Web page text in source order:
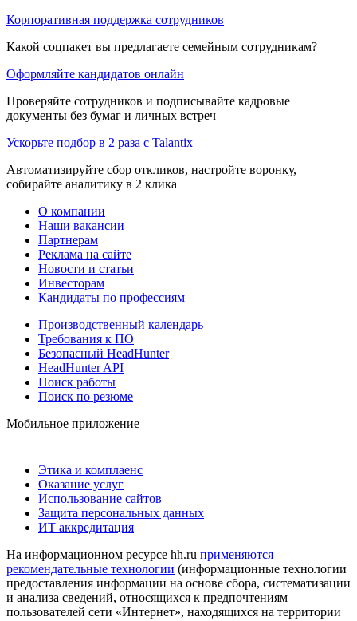
Корпоративная поддержка сотрудников
Какой соцпакет вы предлагаете семейным сотрудникам?
Оформляйте кандидатов онлайн
Проверяйте сотрудников и подписывайте кадровые
документы без бумаг и личных встреч
Ускорьте подбор в 2 раза с Talantix
Автоматизируйте сбор откликов, настройте воронку,
собирайте аналитику в 2 клика
О компании
Наши вакансии
Партнерам
Реклама на сайте
Новости и статьи
Инвесторам
Кандидаты по профессиям
Производственный календарь
Требования к ПО
Безопасный HeadHunter
HeadHunter API
Поиск работы
Поиск по резюме
Мобильное приложение
Этика и комплаенс
Оказание услуг
Использование сайтов
Защита персональных данных
ИТ аккредитация
На информационном ресурсе hh.ru применяются
рекомендательные технологии (информационные технологии
предоставления информации на основе сбора, систематизации
и анализа сведений, относящихся к предпочтениям
пользователей сети «Интернет», находящихся на территории